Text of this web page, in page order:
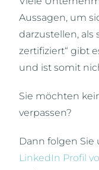
Aussagen, um
darzustellen, als
zertifiziert“ gibt
und ist somit
Sie möchten
verpassen?
Dann folgen Sie
LinkedIn Profil